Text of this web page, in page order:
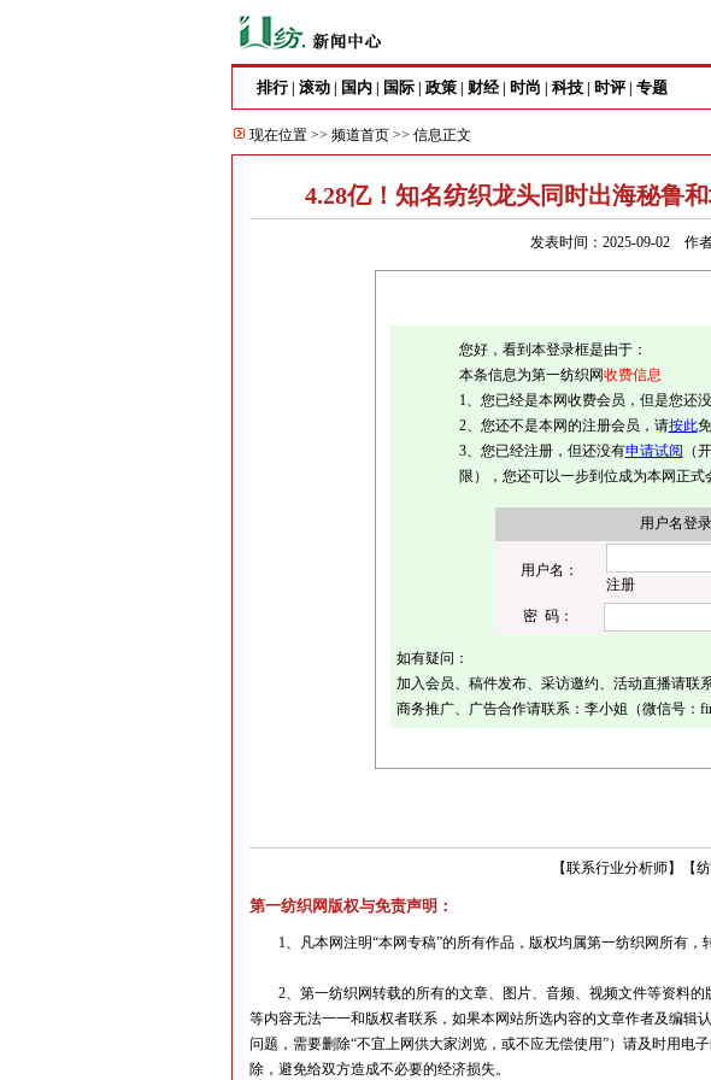
排行| 滚动 国内 国际 政策 财经| 时尚 科技 时评 专题
现在位置 >> 频道首页 >> 信息正文
4.28亿！知名纺织龙头同时出海秘鲁
发表时间：2025-09-02 作者
您好，看到本登录框是由于：
本条信息为第一纺织网收费信息
1、您已经是本网收费会员，但是您还
2、您还不是本网的注册会员，请按此
3、您已经注册，但还没有申请试阅 （
限），您还可以一步到位成为本网正式
用户名登录
用户名：
注册
密 码：
如有疑问：
加入会员、稿件发布、采访邀约、活动直播请联
商务推广、广告合作请联系：李小姐（微信号：
【
【联系行业分析师】
第一纺织网版权与免责声明：
1、凡本网注明“本网专稿”的所有作品，版权均属第一纺织网所有，
2、第一纺织网转载的所有的文章、图片、音频、视频文件等资料的
等内容无法一一和版权者联系，如果本网站所选内容的文章作者及编辑
问题，需要删除“不宜上网供大家浏览，或不应无偿使用”）请及时用电
除，避免给双方造成不必要的经济损失。